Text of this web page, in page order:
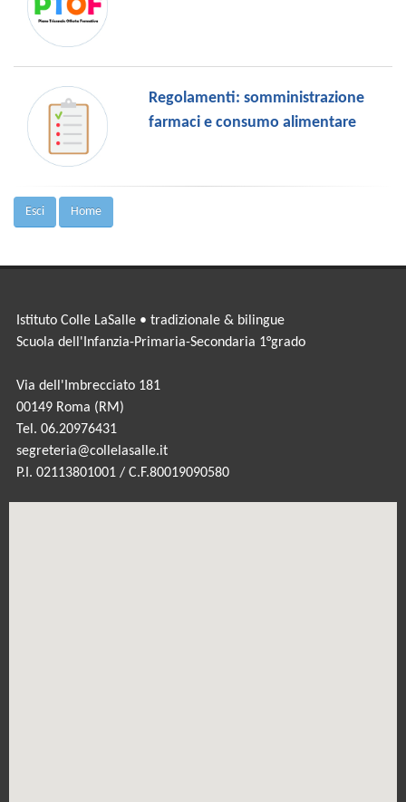
Regolamenti: somministrazione
farmaci e consumo alimentare
Esci Home
Istituto Colle LaSalle • tradizionale & bilingue
Scuola dell'Infanzia-Primaria-Secondaria 1°grado
Via dell'Imbrecciato 181
00149 Roma (RM)
Tel. 06.20976431
segreteria@collelasalle.it
P.I. 02113801001 / C.F.80019090580